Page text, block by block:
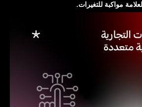
العلامة مواكبة للتغيرات.